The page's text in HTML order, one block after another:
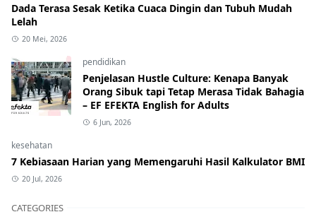
Dada Terasa Sesak Ketika Cuaca Dingin dan Tubuh Mudah
Lelah
20 Mei, 2026
pendidikan
Penjelasan Hustle Culture: Kenapa Banyak
Orang Sibuk tapi Tetap Merasa Tidak Bahagia
– EF EFEKTA English for Adults
6 Jun, 2026
kesehatan
7 Kebiasaan Harian yang Memengaruhi Hasil Kalkulator BMI
20 Jul, 2026
CATEGORIES